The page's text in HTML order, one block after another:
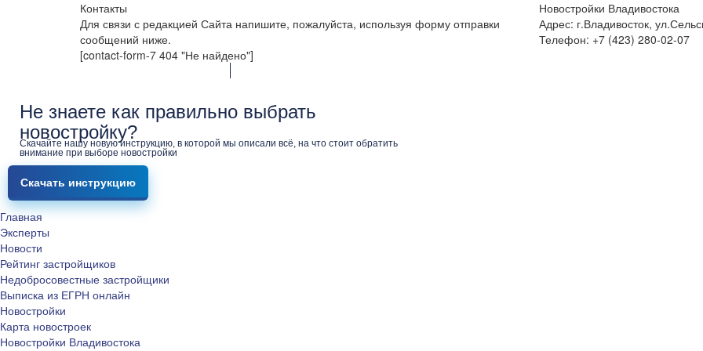
Контакты
Для связи с редакцией Сайта напишите, пожалуйста, используя форму отправки
сообщений ниже.
[contact-form-7 404 "Не найдено"]
Новостройки Владивостока
Адрес: г.Владивосток,
Телефон: +7 (423) 280-02-07
Не знаете как правильно выбрать
новостройку?
Скачайте нашу новую инструкцию, в которой мы описали всё, на что стоит обратить
внимание при выборе новостройки
Скачать инструкцию
Главная
Эксперты
Новости
Рейтинг застройщиков
Недобросовестные застройщики
Выписка из ЕГРН онлайн
Новостройки
Карта новостроек
Новостройки Владивостока